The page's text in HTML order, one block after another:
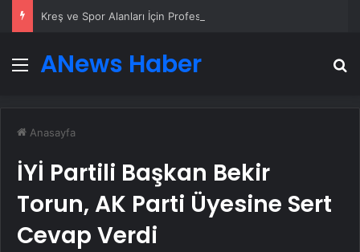
Kreş ve Spor Alanları İçin Profesyonel Zemin Çözümleri
MenüANews Haber
Anasayfa
İYİ Partili Başkan Bekir
Torun, AK Parti Üyesine Sert
Cevap Verdi